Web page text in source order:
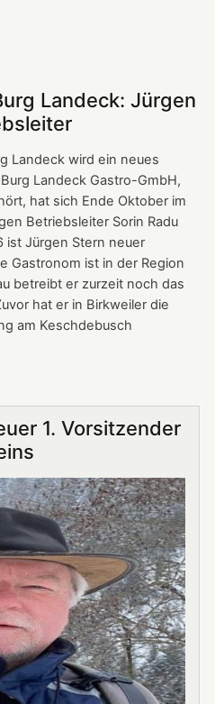
Landeck: Jürgen
Landeck wird ein neues
Landeck Gastro-GmbH,
hat sich Ende Oktober im
Betriebsleiter Sorin Radu
ist Jürgen Stern neuer
Gastronom ist in der Region
betreibt er zurzeit noch das
hat er in Birkweiler die
am Keschdebusch
1. Vorsitzender